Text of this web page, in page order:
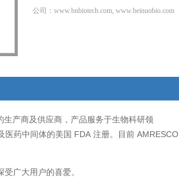
公司：www.bnbiotech.com, www.beinuobio.com
生产商及供应商，产品服务于生物科研领
医药中间体的美国 FDA 注册。目前 AMRESCO
广大用户的喜爱。